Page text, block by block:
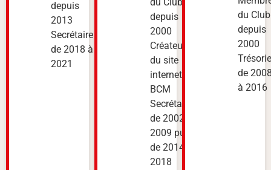
depuis
2013
Secrétaire
de 2018 à
2021
depuis
2000
Créateur
du site
internet
BCM
Secrétaire
de 2002 à
2009 puis
de 2014 à
2018
du Club
depuis
2000
de
à